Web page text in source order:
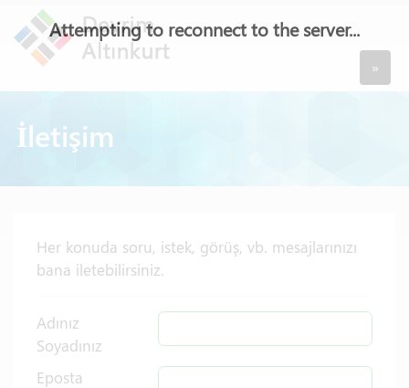
»
İletişim
Her konuda soru, istek, görüş, vb. mesajlarınızı
bana iletebilirsiniz.
Adınız
Soyadınız
Eposta
Attempting to reconnect to the server...